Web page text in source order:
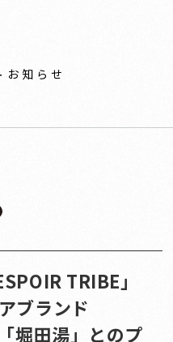
お知らせ
TRIBE」
ブランド
堀田湯」とのプ